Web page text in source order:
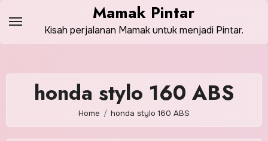
content
Mamak Pintar
Kisah perjalanan Mamak untuk menjadi Pintar.
honda stylo 160 ABS
Home honda stylo 160 ABS